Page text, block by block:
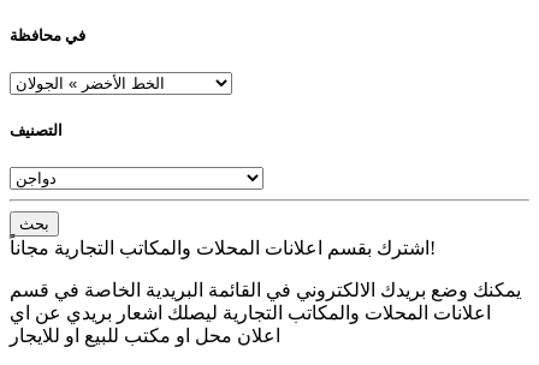
في محافظة
التصنيف
بحث
اشترك بقسم اعلانات المحلات والمكاتب التجارية مجاناً!
يمكنك وضع بريدك الالكتروني في القائمة البريدية الخاصة في قسم
اعلانات المحلات والمكاتب التجارية ليصلك اشعار بريدي عن اي
اعلان محل او مكتب للبيع او للايجار